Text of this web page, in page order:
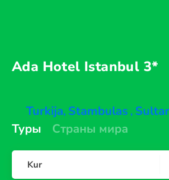
Ada Hotel Istanbul 3*
Turkija, Stambulas ,
Туры
Страны мира
Kur